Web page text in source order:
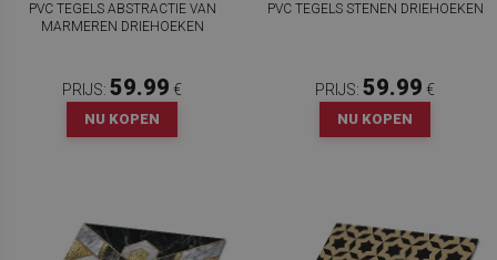
PVC TEGELS ABSTRACTIE VAN
MARMEREN DRIEHOEKEN
PRIJS: 59.99 €
NU KOPEN
PVC TEGELS STENEN DRIEHOEKEN
PRIJS: 59.99 €
NU KOPEN